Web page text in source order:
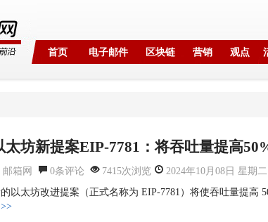
首页 电子邮件 区块链 营销 观点
太坊新提案EIP-7781：将吞吐量提高
邮箱网 0条评论 7415次浏览
2024年10月08日 星期
以太坊改进提案（正式名称为 EIP-7781）将使吞吐量提高